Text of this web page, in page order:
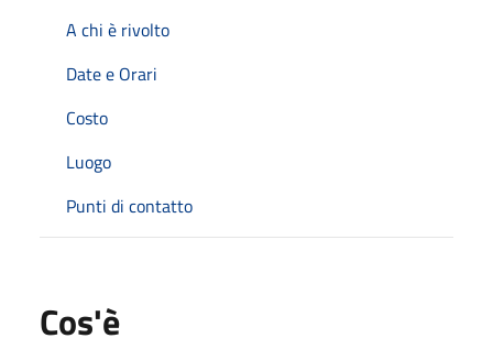
A chi è rivolto
Date e Orari
Costo
Luogo
Punti di contatto
Cos'è